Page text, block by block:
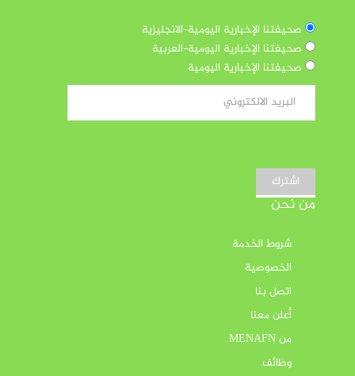
صحيفتنا الإخبارية اليومية-الانجليزية
صحيفتنا الإخبارية اليومية-العربية
صحيفتنا الإخبارية اليومية
اشترك
من نحن
شروط الخدمة
الخصوصية
اتصل بنا
أعلن معنا
وظائف